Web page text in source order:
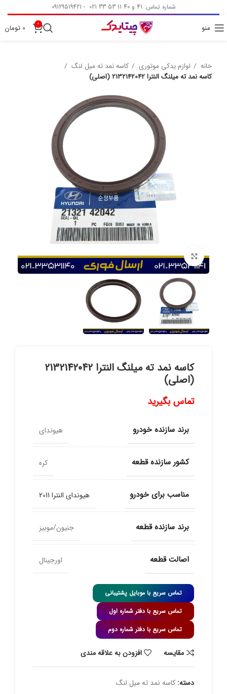
شماره تماس: 41 و 40 11 53 33 021 - 09129519421
منو 0
0 تومان
خانه لوازم یدکی موتوری
کاسه نمد ته میل لنگ
کاسه نمد ته میلنگ النترا 2132142042 (اصلی)
برای بزرگنمایی کلیک کنید
کاسه نمد ته میلنگ النترا 2132142042
(اصلی)
تماس بگیرید
برند سازنده خودرو هیوندای
کشور سازنده قطعه کره
مناسب برای خودرو هیوندای النترا 2011
برند سازنده قطعه جنیون/موبیز
اصالت قطعه اورجینال
تماس سریع با موبایل پشتیبانی
تماس سریع با دفتر شماره اول
تماس سریع با دفتر شماره دوم
مقايسه افزودن به علاقه مندی
دسته: کاسه نمد ته میل لنگ